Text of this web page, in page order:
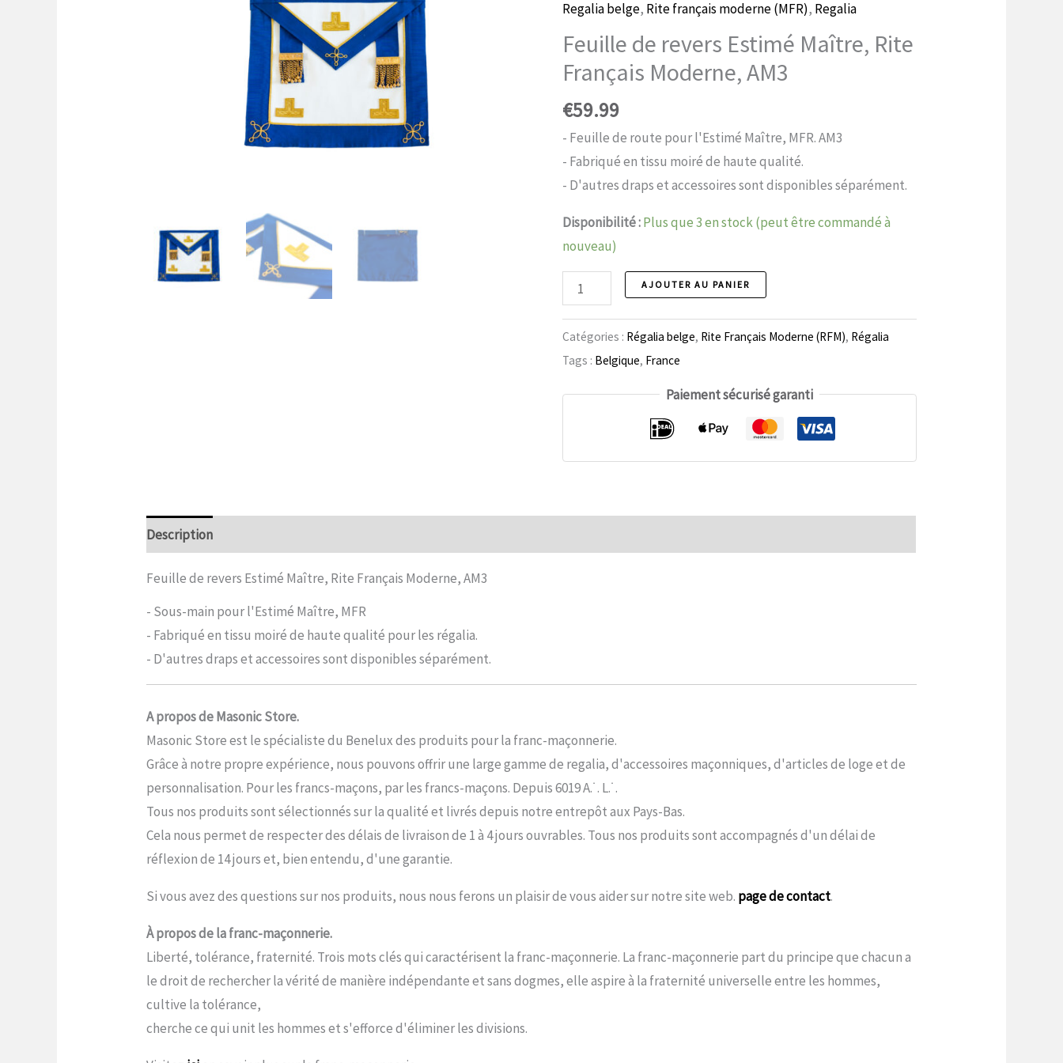
Regalia belge, Rite français moderne (MFR), Regalia
Feuille de revers Estimé Maître, Rite
Français Moderne, AM3
€59.99
- Feuille de route pour l'Estimé Maître, MFR. AM3
- Fabriqué en tissu moiré de haute qualité.
- D'autres draps et accessoires sont disponibles séparément.
Disponibilité :Plus que 3 en stock (peut être commandé à
nouveau)
Feuille
de
revers
Estimé
Rite
AJOUTER AU PANIER
Catégories : Régalia belge, Rite Français Moderne (RFM), Régalia
Tags : Belgique, France
Paiement sécurisé garanti
Description
Feuille de revers Estimé Maître, Rite Français Moderne, AM3
- Sous-main pour l'Estimé Maître, MFR
- Fabriqué en tissu moiré de haute qualité pour les régalia.
- D'autres draps et accessoires sont disponibles séparément.
A propos de Masonic Store.
Masonic Store est le spécialiste du Benelux des produits pour la franc-maçonnerie.
Grâce à notre propre expérience, nous pouvons offrir une large gamme de regalia, d'accessoires maçonniques, d'articles de loge et de
personnalisation. Pour les francs-maçons, par les francs-maçons. Depuis 6019 A.˙. L.˙.
Tous nos produits sont sélectionnés sur la qualité et livrés depuis notre entrepôt aux Pays-Bas.
Cela nous permet de respecter des délais de livraison de 1 à 4 jours ouvrables. Tous nos produits sont accompagnés d'un délai de
réflexion de 14 jours et, bien entendu, d'une garantie.
Si vous avez des questions sur nos produits, nous nous ferons un plaisir de vous aider sur notre site web. page de contact.
À propos de la franc-maçonnerie.
Liberté, tolérance, fraternité. Trois mots clés qui caractérisent la franc-maçonnerie. La franc-maçonnerie part du principe que chacun a
le droit de rechercher la vérité de manière indépendante et sans dogmes, elle aspire à la fraternité universelle entre les hommes,
cultive la tolérance,
cherche ce qui unit les hommes et s'efforce d'éliminer les divisions.